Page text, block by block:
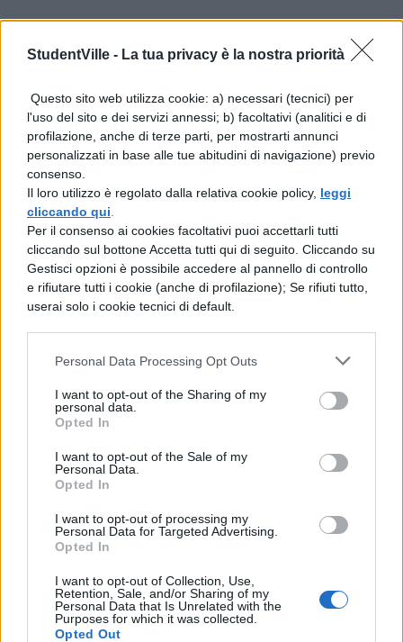
StudentVille - La tua privacy è la nostra priorità
Questo sito web utilizza cookie: a) necessari (tecnici) per
l'uso del sito e dei servizi annessi; b) facoltativi (analitici e di
profilazione, anche di terze parti, per mostrarti annunci
personalizzati in base alle tue abitudini di navigazione) previo
consenso.
Il loro utilizzo è regolato dalla relativa cookie policy, leggi
cliccando qui
Per il consenso ai cookies facoltativi puoi accettarli tutti
cliccando sul bottone Accetta tutti qui di seguito. Cliccando su
Gestisci opzioni è possibile accedere al pannello di controllo
e rifiutare tutti i cookie (anche di profilazione); Se rifiuti tutto,
userai solo i cookie tecnici di default.
Personal Data Processing Opt Outs
I want to opt-out of the Sharing of my
personal data.
Opted In
I want to opt-out of the Sale of my
Personal Data.
Opted In
I want to opt-out of processing my
Personal Data for Targeted Advertising.
Opted In
I want to opt-out of Collection, Use,
Retention, Sale, and/or Sharing of my
Personal Data that Is Unrelated with the
Purposes for which it was collected.
Opted Out
Leggi anche:
Amici 18: tutti i professori di canto e di
ballo
Amici 18: quando inizia e dove vederlo
Amici 2019: chi se ne va?
Certo è quindi l’addio di ben tre professori di
canto:Giusy Ferreri, Paola Turci e Carlo
partecipato solo alla scorsa edizione e
probabilmente hanno dovuto dire addio a
causa dei rispettivi impegni nel mondo della
musica. Di Francesco era uno dei veterani,
tuttavia ha dato forfait anche lui.
COMMENTI